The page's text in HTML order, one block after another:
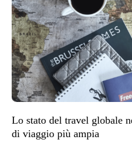
Lo stato del travel globale
di viaggio più ampia